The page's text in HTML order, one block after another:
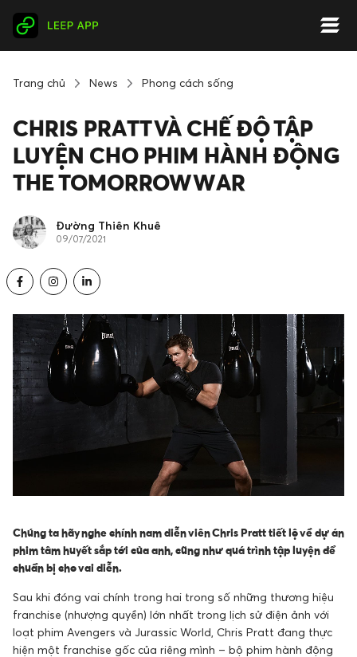
Trang chủ News Phong cách sống
CHRIS PRATT VÀ CHẾ ĐỘ TẬP
LUYỆN CHO PHIM HÀNH ĐỘNG
THE TOMORROW WAR
Đường Thiên Khuê
09/07/2021
Chúng ta hãy nghe chính nam diễn viên Chris Pratt tiết lộ về dự án
phim tâm huyết sắp tới của anh, cũng như quá trình tập luyện để
chuẩn bị cho vai diễn.
Sau khi đóng vai chính trong hai trong số những thương hiệu
franchise (nhượng quyền) lớn nhất trong lịch sử điện ảnh với
loạt phim Avengers và Jurassic World, Chris Pratt đang thực
hiện một franchise gốc của riêng mình – bộ phim hành động